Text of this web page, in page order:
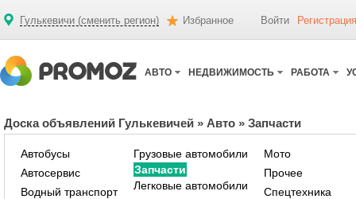
Гулькевичи (сменить регион) Избранное Войти Регистрация
АВТО НЕДВИЖИМОСТЬ РАБОТА
Доска объявлений Гулькевичей » Авто » Запчасти
Автобусы
Автосервис
Водный транспорт
Грузовые автомобили
Запчасти
Легковые автомобили
Мото
Прочее
Спецтехника